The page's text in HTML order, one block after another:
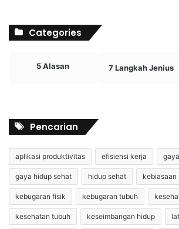
Categories
5 Alasan 7 Langkah Jenius
Pencarian
aplikasi produktivitas efisiensi kerja
gaya hidup sehat hidup sehat kebiasaan
kebugaran fisik kebugaran tubuh
kesehatan tubuh keseimbangan hidup